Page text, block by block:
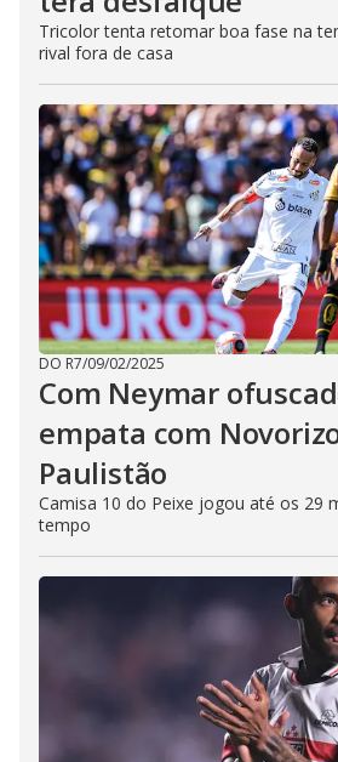
Tricolor tenta retomar boa fase na
rival fora de casa
DO R7/09/02/2025
Com Neymar
empata com
Paulistão
Camisa 10 do Peixe jogou até os 29
tempo